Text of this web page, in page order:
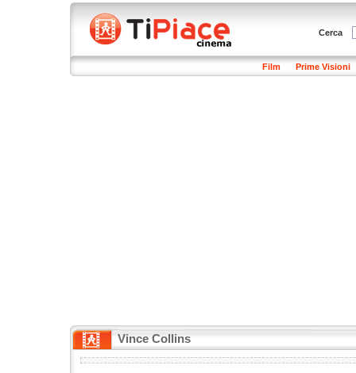
Cerca
Film Prime Visioni
Vince Collins